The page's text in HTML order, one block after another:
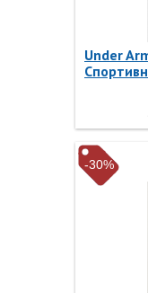
Under
Under
-30%